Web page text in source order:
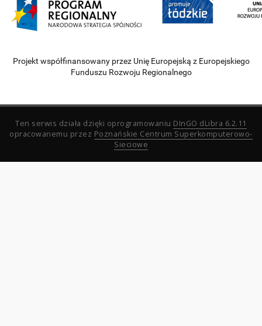
Projekt współfinansowany przez Unię Europejską z Europejskiego
Funduszu Rozwoju Regionalnego
Ten serwis działa dzięki oprogramowaniu DInGO dLibra 6.2.11
opracowanemu przez Poznańskie Centrum Superkomputerowo-
Sieciowe